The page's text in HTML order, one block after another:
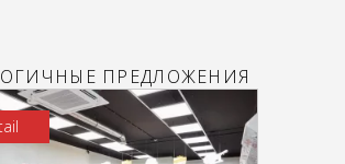
ПРЕДЛОЖЕНИЯ